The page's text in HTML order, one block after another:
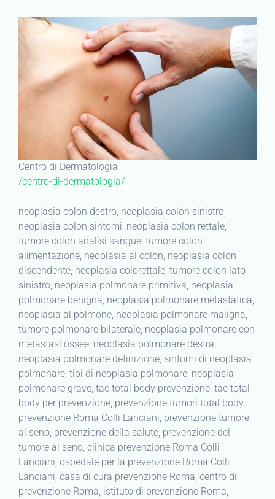
Centro di Dermatologia
/centro-di-dermatologia/
neoplasia colon destro, neoplasia colon sinistro,
neoplasia colon sintomi, neoplasia colon rettale,
tumore colon analisi sangue, tumore colon
alimentazione, neoplasia al colon, neoplasia colon
discendente, neoplasia colorettale, tumore colon lato
sinistro, neoplasia polmonare primitiva, neoplasia
polmonare benigna, neoplasia polmonare metastatica,
neoplasia al polmone, neoplasia polmonare maligna,
tumore polmonare bilaterale, neoplasia polmonare con
metastasi ossee, neoplasia polmonare destra,
neoplasia polmonare definizione, sintomi di neoplasia
polmonare, tipi di neoplasia polmonare, neoplasia
polmonare grave, tac total body prevenzione, tac total
body per prevenzione, prevenzione tumori total body,
prevenzione Roma Colli Lanciani, prevenzione tumore
al seno, prevenzione della salute, prevenzione del
tumore al seno, clinica prevenzione Roma Colli
Lanciani, ospedale per la prevenzione Roma Colli
Lanciani, casa di cura prevenzione Roma, centro di
prevenzione Roma, istituto di prevenzione Roma,